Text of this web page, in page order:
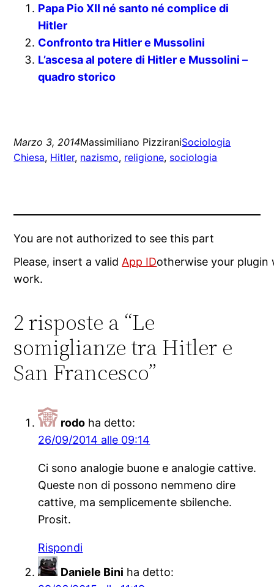
Papa Pio XII né santo né complice di
Hitler
Confronto tra Hitler e Mussolini
L’ascesa al potere di Hitler e Mussolini –
quadro storico
Marzo 3, 2014Massimiliano PizziraniSociologia
Chiesa, Hitler, nazismo, religione, sociologia
You are not authorized to see this part
Please, insert a validApp IDotherwise your plugin
work.
2 risposte a “Le
somiglianze tra Hitler e
San Francesco”
rodo ha detto:
26/09/2014 alle 09:14
Ci sono analogie buone e analogie cattive.
Queste non di possono nemmeno dire
cattive, ma semplicemente sbilenche.
Prosit.
Rispondi
Daniele Bini ha detto: